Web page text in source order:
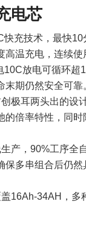
电芯
快充技术，最快
高温充电，连续使
10C放电可循环超
末期仍然安全可靠
极耳两头出的设
的倍率特性，同
生产，90%工序全
保多串组合后仍
盖16Ah-34AH，多